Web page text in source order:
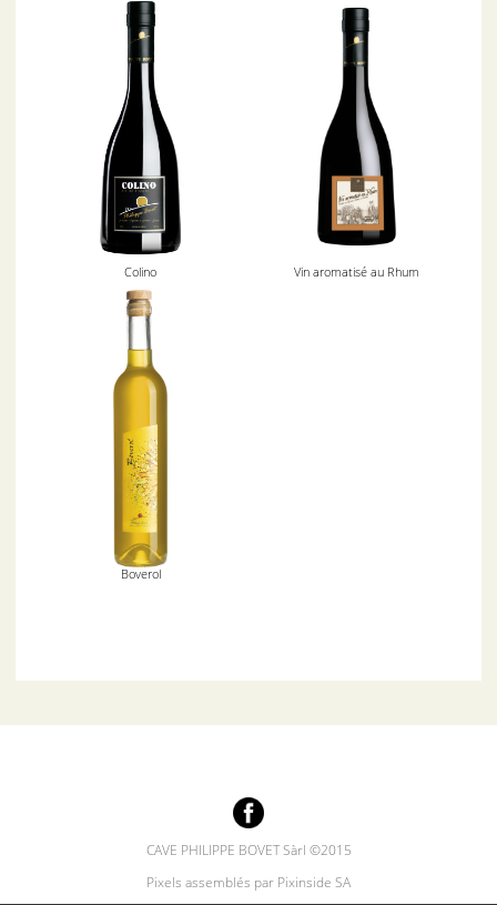
Colino Vin aromatisé au Rhum
Boverol
CAVE PHILIPPE BOVET Sàrl ©2015
Pixels assemblés par Pixinside SA